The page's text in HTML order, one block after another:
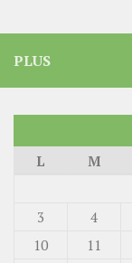
PLUS
L
M
3
4
10
11